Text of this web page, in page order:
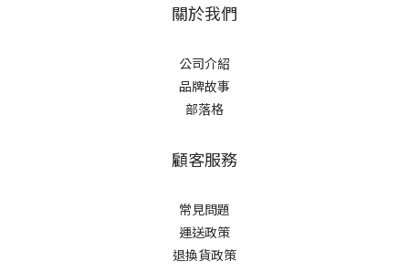
關於我們
公司介紹
品牌故事
部落格
顧客服務
常見問題
運送政策
退換貨政策